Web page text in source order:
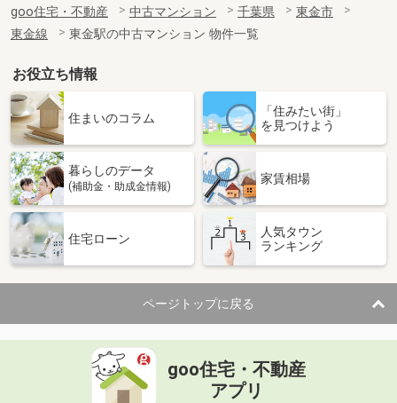
goo住宅・不動産 中古マンション 千葉県
東金市
東金線
東金駅の中古マンション 物件一覧
お役立ち情報
住まいのコラム
「住みたい街」
を見つけよう
暮らしのデータ
(補助金・助成金情報)
家賃相場
住宅ローン
人気タウン
ランキング
ページトップに戻る
goo住宅・不動産
アプリ